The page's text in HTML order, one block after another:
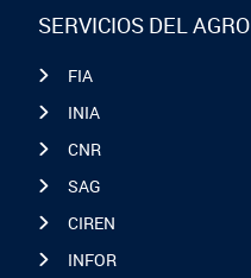
SERVICIOS DEL AGRO
FIA
INIA
CNR
SAG
CIREN
INFOR